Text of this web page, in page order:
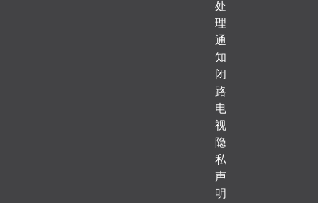
处
理
通
知
闭
路
电
视
隐
私
声
明